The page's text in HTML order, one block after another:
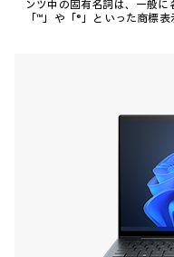
ンツ中の固有名詞は、一般
「™」や「®」といった商標